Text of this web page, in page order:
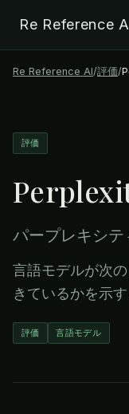
Re Reference
Re Reference AI/評価/
評価
パープレキシ
言語モデルが次
きているかを示
評価 言語モデル